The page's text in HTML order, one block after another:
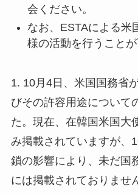
会ください。
なお、ESTAによる米
様の活動を行うこと
1. 10月4日、米国国務省
びその許容用途について
た。現在、在韓国米国大
み掲載されていますが、
鎖の影響により、未だ国
には掲載されておりませ